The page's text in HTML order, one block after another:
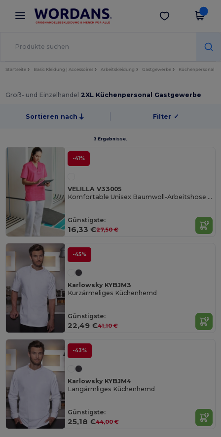
× Wordans App
Bessere Preise in der App!
App holen
Startseite Basic Kleidung | Accessoires Arbeitskleidung Gastgewerbe Küchenpersonal
Groß- und Einzelhandel 2XL Küchenpersonal Gastgewerbe
Sortieren nach Filter ✓
3 Ergebnisse.
-41%
VELILLA V33005
Komfortable Unisex Baumwoll-Arbeitshose für Profis
Günstigste:
16,33 €27,50 €
-45%
Karlowsky KYBJM3
Kurzärmeliges Küchenhemd
Günstigste:
22,49 €41,10 €
-43%
Karlowsky KYBJM4
Langärmliges Küchenhemd
Günstigste:
25,18 €44,00 €